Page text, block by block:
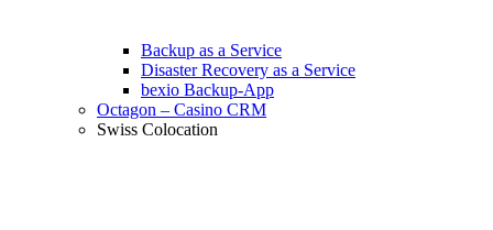
Backup as a Service
Disaster Recovery as a Service
bexio Backup-App
Octagon – Casino CRM
Swiss Colocation